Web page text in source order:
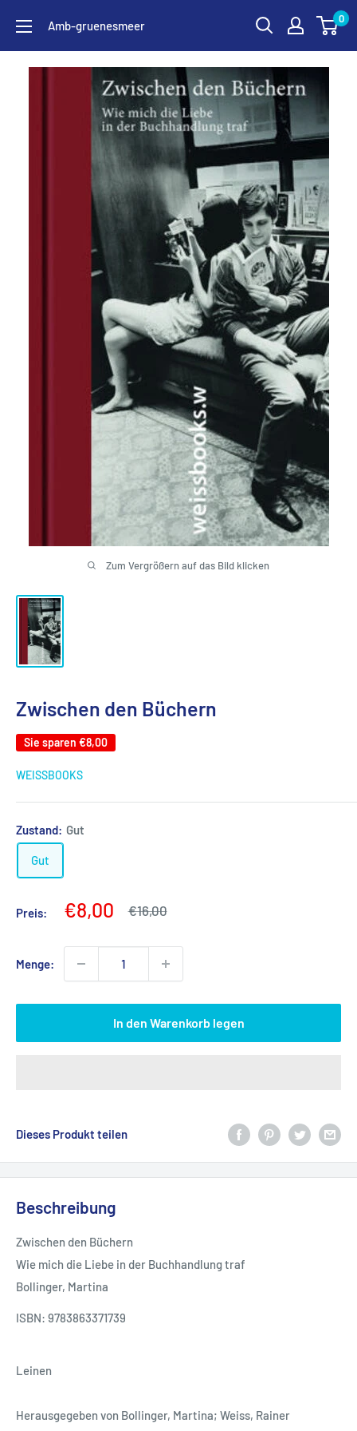
Inhalt
springen
Amb-gruenesmeer 0
Zum Vergrößern auf das Bild klicken
Zwischen den Büchern
Sie sparen €8,00
WEISSBOOKS
Zustand: Gut
Gut
Preis: Verkaufspreis
€8,00
Regulärer
€16,00
Menge:
In den Warenkorb legen
Dieses Produkt teilen
Beschreibung
Zwischen den Büchern
Wie mich die Liebe in der Buchhandlung traf
Bollinger, Martina
ISBN: 9783863371739
Leinen
Herausgegeben von Bollinger, Martina; Weiss, Rainer